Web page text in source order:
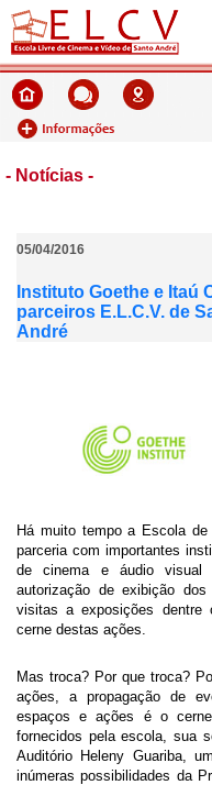
- Notícias -
05/04/2016
Instituto Goethe e Itaú
parceiros E.L.C.V. de
André
Há muito tempo a Escola
parceria com importantes
de cinema e áudio
autorização de exibição
visitas a exposições
cerne destas ações.
Mas troca? Por que troca?
ações, a propagação de
espaços e ações é o
fornecidos pela escola, sua
Auditório Heleny Guariba,
inúmeras possibilidades da